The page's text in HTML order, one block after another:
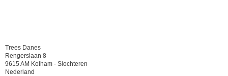
Trees Danes
Rengerslaan 8
9615 AM Kolham - Slochteren
Nederland